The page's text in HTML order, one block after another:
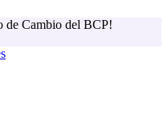
de Cambio del BCP!